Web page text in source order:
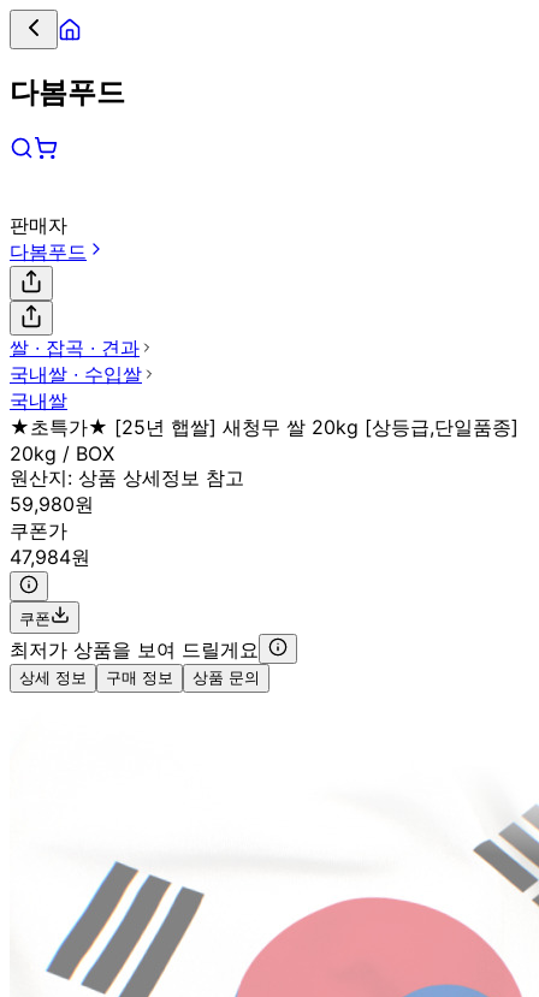
다봄푸드
판매자
다봄푸드
쌀 ∙ 잡곡 ∙ 견과
국내쌀 ∙ 수입쌀
국내쌀
★초특가★ [25년 햅쌀] 새청무 쌀 20kg [상등급,단일품종]
20kg / BOX
원산지: 상품 상세정보 참고
59,980원
쿠폰가
47,984원
쿠폰
최저가 상품을 보여 드릴게요
상세 정보 구매 정보 상품 문의